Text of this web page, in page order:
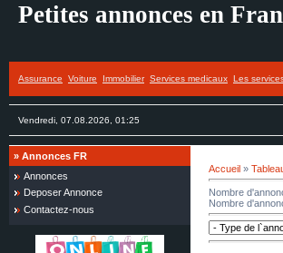
Petites annonces en
Assurance Voiture Immobilier Services medicaux Les
Vendredi, 07.08.2026, 01:25
» Annonces FR
Annonces
Deposer Annonce
Contactez-nous
Accueil »
Nombre
Nombre